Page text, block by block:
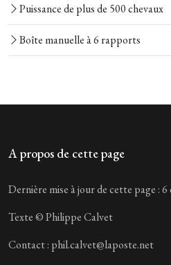
Puissance de plus de 500 chevaux
Boîte manuelle à 6 rapports
A propos de cette page
Dernière mise à jour de cette page : 6
Texte © Philippe Calvet
Contact : phil.calvet@laposte.net